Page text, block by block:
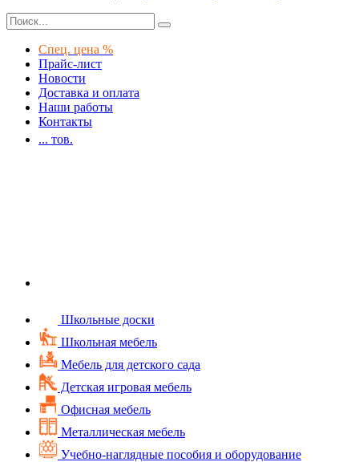
Спец. цена %
Прайс-лист
Новости
Доставка и оплата
Наши работы
Контакты
... тов.
Школьные доски
Школьная мебель
Мебель для детского сада
Детская игровая мебель
Офисная мебель
Металлическая мебель
Учебно-наглядные пособия и оборудование